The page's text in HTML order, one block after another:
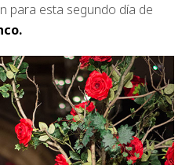
para esta segundo día de